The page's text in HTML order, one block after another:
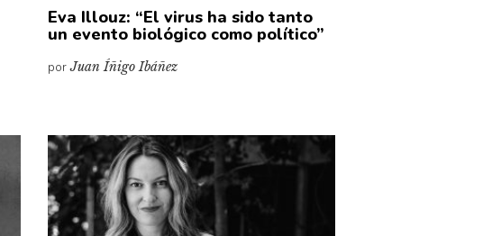
Eva Illouz: “El virus ha sido tanto
un evento biológico como político”
porJuan Íñigo Ibáñez